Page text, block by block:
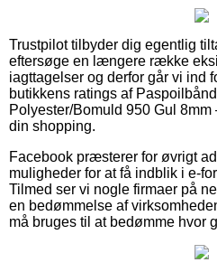
Trustpilot tilbyder dig egentlig
eftersøge en længere række
iagttagelser og derfor går vi ind
butikkens ratings af
Polyester/Bomuld 950 Gul
din shopping.
Facebook præsterer for øvrigt
muligheder for at få indblik i e-
Tilmed ser vi nogle firmaer på
en bedømmelse af
må bruges til at bedømme hvor